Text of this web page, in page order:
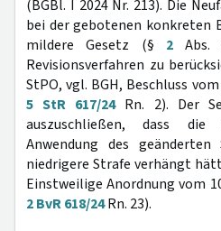
(BGBl. I 2024 Nr. 213). Die
bei der gebotenen konkreten
mildere Gesetz (§ 2Abs.
Revisionsverfahren zu
StPO, vgl. BGH, Beschluss
5 StR 617/24Rn. 2). Der
auszuschließen, dass die
Anwendung des geänderten
niedrigere Strafe verhängt
Einstweilige Anordnung vom
2 BvR 618/24Rn. 23).